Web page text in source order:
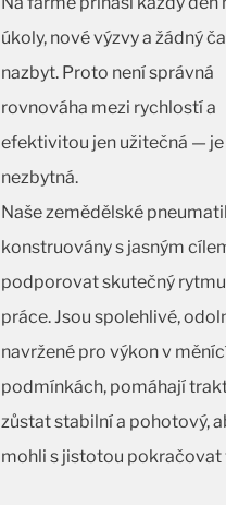
úkoly, nové výzvy a žádný
nazbyt. Proto není správná
rovnováha mezi rychlostí a
efektivitou jen užitečná — je
nezbytná.
Naše zemědělské
konstruovány s jasným
podporovat skutečný
práce. Jsou spolehlivé,
navržené pro výkon v
podmínkách, pomáhají
zůstat stabilní a pohotový,
mohli s jistotou pokračovat